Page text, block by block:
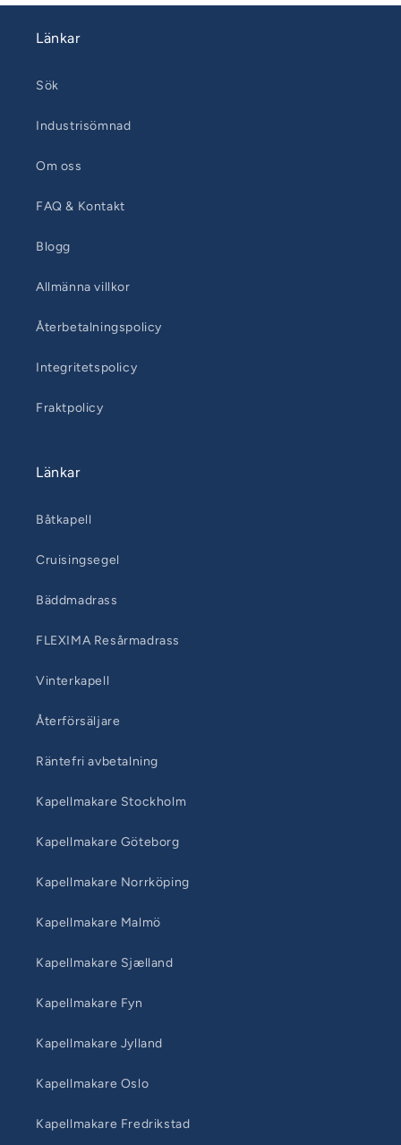
Länkar
Sök
Industrisömnad
Om oss
FAQ & Kontakt
Blogg
Allmänna villkor
Återbetalningspolicy
Integritetspolicy
Fraktpolicy
Länkar
Båtkapell
Cruisingsegel
Bäddmadrass
FLEXIMA Resårmadrass
Vinterkapell
Återförsäljare
Räntefri avbetalning
Kapellmakare Stockholm
Kapellmakare Göteborg
Kapellmakare Norrköping
Kapellmakare Malmö
Kapellmakare Sjælland
Kapellmakare Fyn
Kapellmakare Jylland
Kapellmakare Oslo
Kapellmakare Fredrikstad